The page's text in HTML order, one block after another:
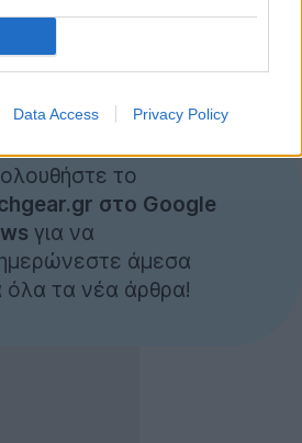
Data Access Privacy Policy
to PlayStation Vita
το
στο Google
για να
άμεσα
όλα τα νέα άρθρα!